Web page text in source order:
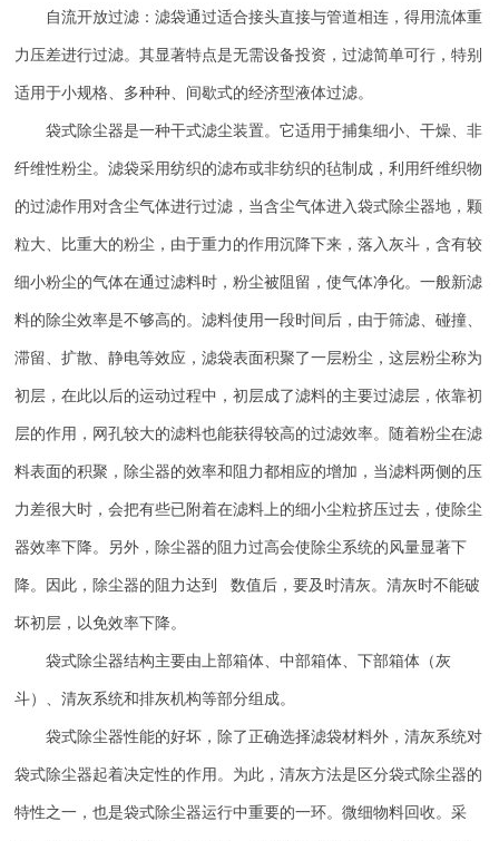
自流开放过滤：滤袋通过适合接头直接与管道相连，得用流体重
力压差进行过滤。其显著特点是无需设备投资，过滤简单可行，特别
适用于小规格、多种种、间歇式的经济型液体过滤。
袋式除尘器是一种干式滤尘装置。它适用于捕集细小、干燥、非
纤维性粉尘。滤袋采用纺织的滤布或非纺织的毡制成，利用纤维织物
的过滤作用对含尘气体进行过滤，当含尘气体进入袋式除尘器地，颗
粒大、比重大的粉尘，由于重力的作用沉降下来，落入灰斗，含有较
细小粉尘的气体在通过滤料时，粉尘被阻留，使气体净化。一般新滤
料的除尘效率是不够高的。滤料使用一段时间后，由于筛滤、碰撞、
滞留、扩散、静电等效应，滤袋表面积聚了一层粉尘，这层粉尘称为
初层，在此以后的运动过程中，初层成了滤料的主要过滤层，依靠初
层的作用，网孔较大的滤料也能获得较高的过滤效率。随着粉尘在滤
料表面的积聚，除尘器的效率和阻力都相应的增加，当滤料两侧的压
力差很大时，会把有些已附着在滤料上的细小尘粒挤压过去，使除尘
器效率下降。另外，除尘器的阻力过高会使除尘系统的风量显著下
降。因此，除尘器的阻力达到 数值后，要及时清灰。清灰时不能破
坏初层，以免效率下降。
袋式除尘器结构主要由上部箱体、中部箱体、下部箱体（灰
斗）、清灰系统和排灰机构等部分组成。
袋式除尘器性能的好坏，除了正确选择滤袋材料外，清灰系统对
袋式除尘器起着决定性的作用。为此，清灰方法是区分袋式除尘器的
特性之一，也是袋式除尘器运行中重要的一环。微细物料回收。采